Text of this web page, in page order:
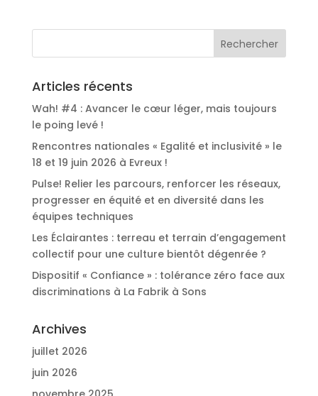
Articles récents
Wah! #4 : Avancer le cœur léger, mais toujours
le poing levé !
Rencontres nationales « Egalité et inclusivité » le
18 et 19 juin 2026 à Evreux !
Pulse! Relier les parcours, renforcer les réseaux,
progresser en équité et en diversité dans les
équipes techniques
Les Éclairantes : terreau et terrain d’engagement
collectif pour une culture bientôt dégenrée ?
Dispositif « Confiance » : tolérance zéro face aux
discriminations à La Fabrik à Sons
Archives
juillet 2026
juin 2026